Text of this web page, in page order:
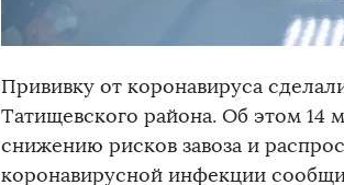
Прививку от коронавируса
Татищевского района. Об этом 14
снижению рисков завоза и
коронавирусной инфекции